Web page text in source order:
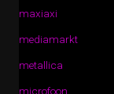
maxiaxi
mediamarkt
metallica
microfoon